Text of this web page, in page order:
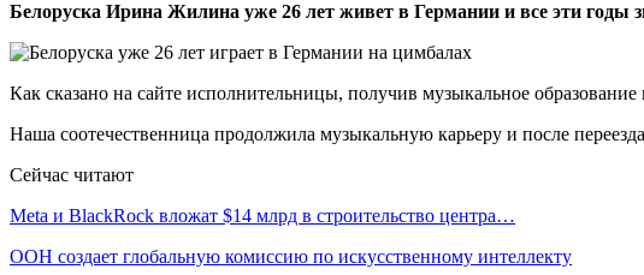
Белоруска Ирина Жилина уже 26 лет живет в Германии и все эти годы
Как сказано на сайте исполнительницы, получив музыкальное
Наша соотечественница продолжила музыкальную карьеру и после
Сейчас читают
Meta и BlackRock вложат $14 млрд в строительство центра…
ООН создает глобальную комиссию по искусственному интеллекту